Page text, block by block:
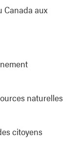
Canada aux
naturelles
citoyens